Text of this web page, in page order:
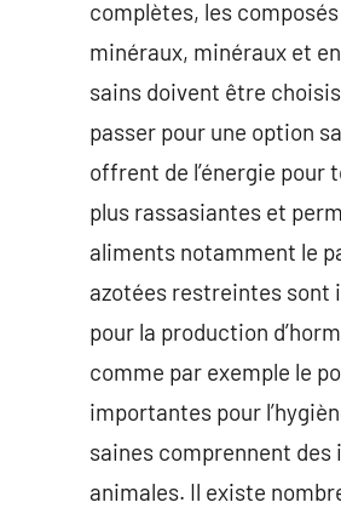
complètes, les
minéraux, minéraux et
sains doivent être
passer pour une option
offrent de l’énergie pour
plus rassasiantes et
aliments notamment le
azotées restreintes sont
pour la production
comme par exemple le
importantes pour
saines comprennent des
animales. Il existe